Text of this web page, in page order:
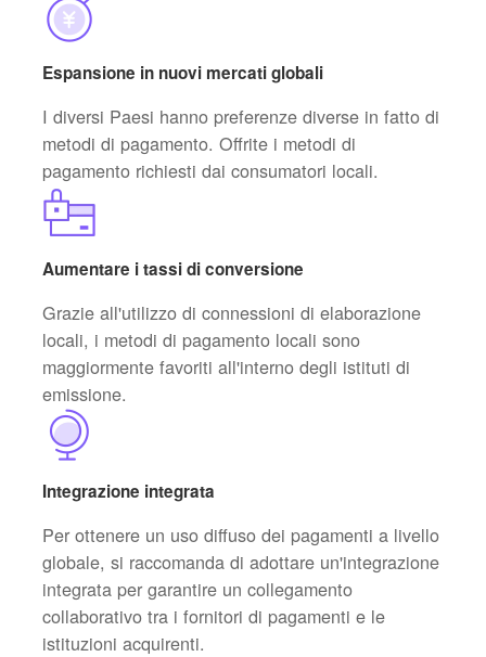
Espansione in nuovi mercati globali
I diversi Paesi hanno preferenze diverse in fatto di
metodi di pagamento. Offrite i metodi di
pagamento richiesti dai consumatori locali.
Aumentare i tassi di conversione
Grazie all'utilizzo di connessioni di elaborazione
locali, i metodi di pagamento locali sono
maggiormente favoriti all'interno degli istituti di
emissione.
Integrazione integrata
Per ottenere un uso diffuso dei pagamenti a livello
globale, si raccomanda di adottare un'integrazione
integrata per garantire un collegamento
collaborativo tra i fornitori di pagamenti e le
istituzioni acquirenti.